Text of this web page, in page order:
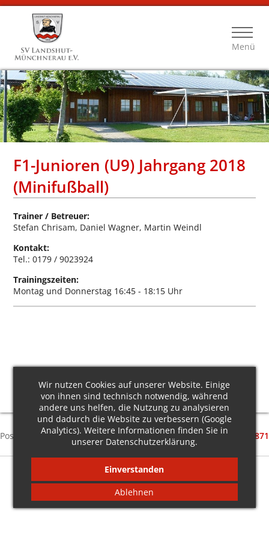
Menü
F1-Junioren (U9) Jahrgang 2018
(Minifußball)
Trainer / Betreuer:
Stefan Chrisam, Daniel Wagner, Martin Weindl
Kontakt:
Tel.: 0179 / 9023924
Trainingszeiten:
Montag und Donnerstag 16:45 - 18:15 Uhr
SV Landshut-Münchnerau e.V. • VorstandGünter Heiß
Postanschrift: Am Eisweiher 30 • 84034 Landshut • Tel.+49 (0) 871
9654064•info@sv-landshut-muenchnerau.de
Copyright © SV Landshut-Münchnerau e.V. |
Wir nutzen Cookies auf unserer Website. Einige
von ihnen sind technisch notwendig, während
andere uns helfen, die Nutzung zu analysieren
und dadurch die Website zu verbessern (Google
Analytics). Weitere Informationen finden Sie in
unserer Datenschutzerklärung.
Einverstanden
Ablehnen